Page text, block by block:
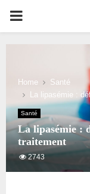
PRIMARY
Home
Santé
La lipasémie :
Santé
La lipasémie :
traitement
2743